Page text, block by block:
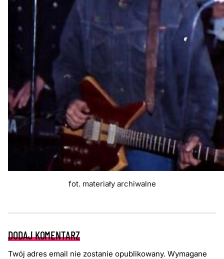
fot. materiały archiwalne
DODAJ KOMENTARZ
Twój adres email nie zostanie opublikowany. Wymagane